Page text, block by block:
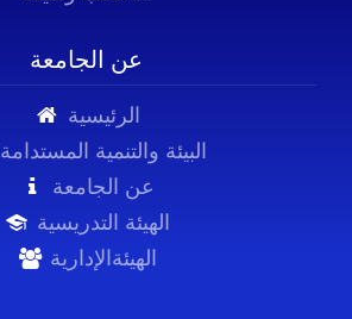
عن الجامعة
الرئيسية
البيئة والتنمية المستدامة
عن الجامعة
الهيئة التدريسية
الهيئةالإدارية